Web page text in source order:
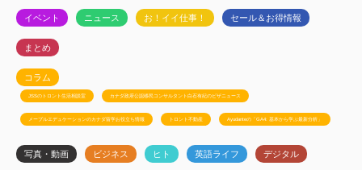
イベント ニュース お！イイ仕事！ セール＆お得情報
まとめ
コラム
JSSのトロント生活相談室 カナダ政府公認移民コンサルタント白石有紀のビザニュース
メープルエデュケーションのカナダ留学お役立ち情報 トロント不動産 Ayudanteの「GA4: 基本から学ぶ最新分析」
写真・動画 ビジネス ヒト 英語ライフ デジタル